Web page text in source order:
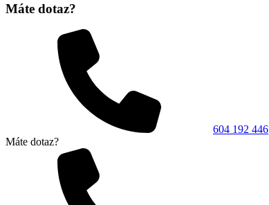
Máte dotaz?
604 192 446
Máte dotaz?